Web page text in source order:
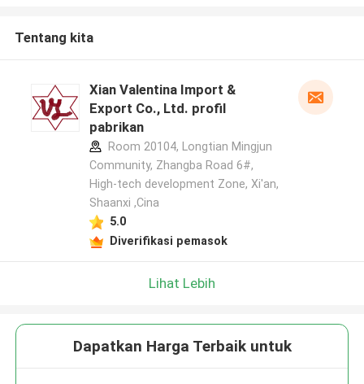
Tentang kita
Xian Valentina Import &
Export Co., Ltd. profil
pabrikan
Room 20104, Longtian Mingjun
Community, Zhangba Road 6#,
High-tech development Zone, Xi'an,
Shaanxi ,Cina
5.0
Diverifikasi pemasok
Lihat Lebih
Dapatkan Harga Terbaik untuk